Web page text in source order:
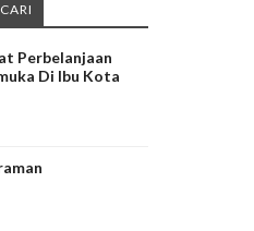
Perbelanjaan
Di Ibu Kota